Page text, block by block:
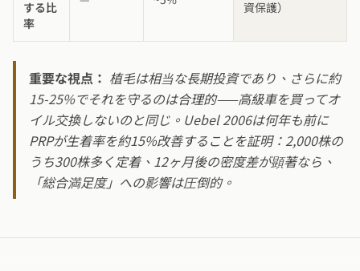
する比
率
資保護）
重要な視点： 植毛は相当な長期投資であり、さらに約
15-25%でそれを守るのは合理的——高級車を買ってオ
イル交換しないのと同じ。Uebel 2006は何年も前に
PRPが生着率を約15%改善することを証明：2,000株の
うち300株多く定着、12ヶ月後の密度差が顕著なら、
「総合満足度」への影響は圧倒的。